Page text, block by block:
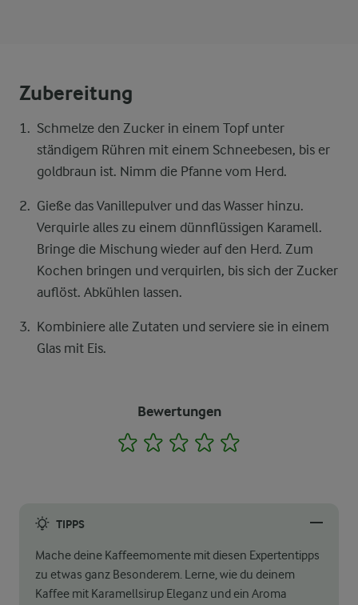
Zubereitung
Schmelze den Zucker in einem Topf unter
ständigem Rühren mit einem Schneebesen, bis er
goldbraun ist. Nimm die Pfanne vom Herd.
Gieße das Vanillepulver und das Wasser hinzu.
Verquirle alles zu einem dünnflüssigen Karamell.
Bringe die Mischung wieder auf den Herd. Zum
Kochen bringen und verquirlen, bis sich der Zucker
auflöst. Abkühlen lassen.
Kombiniere alle Zutaten und serviere sie in einem
Glas mit Eis.
Bewertungen
1 2 3 4
TIPPS
Mache deine Kaffeemomente mit diesen Expertentipps
zu etwas ganz Besonderem. Lerne, wie du deinem
Kaffee mit Karamellsirup Eleganz und ein Aroma